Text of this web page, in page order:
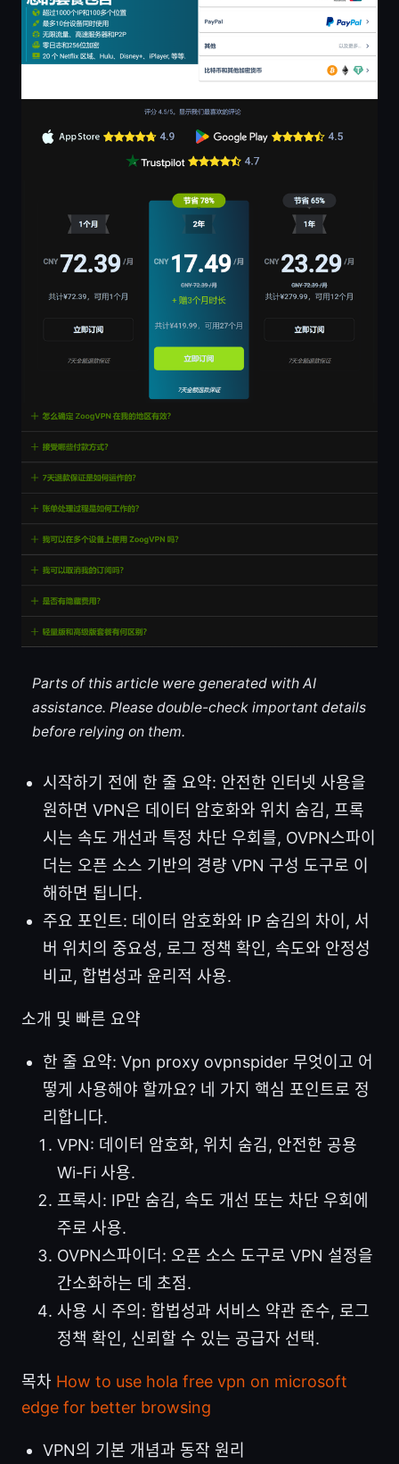
Parts of this article were generated with AI
assistance. Please double-check important details
before relying on them.
시작하기 전에 한 줄 요약: 안전한 인터넷 사용을
원하면 VPN은 데이터 암호화와 위치 숨김, 프록
시는 속도 개선과 특정 차단 우회를, OVPN스파이
더는 오픈 소스 기반의 경량 VPN 구성 도구로 이
해하면 됩니다.
주요 포인트: 데이터 암호화와 IP 숨김의 차이, 서
버 위치의 중요성, 로그 정책 확인, 속도와 안정성
비교, 합법성과 윤리적 사용.
소개 및 빠른 요약
한 줄 요약: Vpn proxy ovpnspider 무엇이고 어
떻게 사용해야 할까요? 네 가지 핵심 포인트로 정
리합니다.
VPN: 데이터 암호화, 위치 숨김, 안전한 공용
Wi-Fi 사용.
프록시: IP만 숨김, 속도 개선 또는 차단 우회에
주로 사용.
OVPN스파이더: 오픈 소스 도구로 VPN 설정을
간소화하는 데 초점.
사용 시 주의: 합법성과 서비스 약관 준수, 로그
정책 확인, 신뢰할 수 있는 공급자 선택.
목차 How to use hola free vpn on microsoft
edge for better browsing
VPN의 기본 개념과 동작 원리